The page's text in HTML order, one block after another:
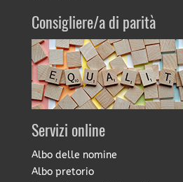
Consigliere/a di parità
Servizi online
Albo delle nomine
Albo pretorio